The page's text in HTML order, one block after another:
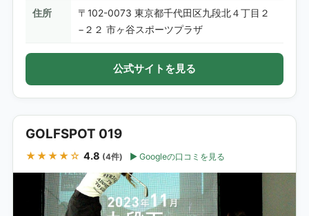
住所
〒102-0073 東京都千代田区九段北４丁目２
−２２ 市ヶ谷スポーツプラザ
公式サイトを見る
GOLFSPOT 019
★★★★☆ 4.8 (4件) Googleの口コミを見る